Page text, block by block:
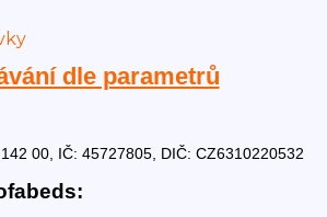
dle parametrů
00, IČ: 45727805, DIČ: CZ6310220532